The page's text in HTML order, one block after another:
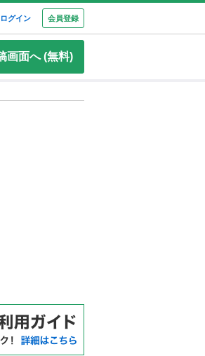
ログイン 会員登録
画面へ (無料)